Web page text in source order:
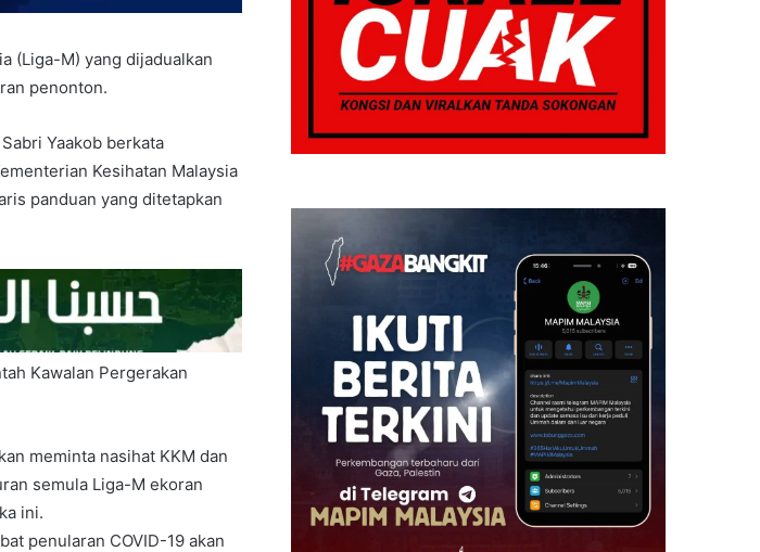
(Liga-M) yang dijadualkan
penonton.
Yaakob berkata
Kesihatan Malaysia
panduan yang ditetapkan
Kawalan Pergerakan
meminta nasihat KKM dan
semula Liga-M ekoran
ini.
penularan COVID-19 akan